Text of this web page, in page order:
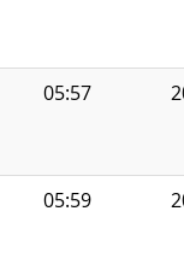
05:57
05:59